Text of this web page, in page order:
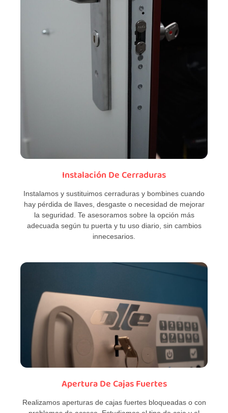
Instalación De Cerraduras
Instalamos y sustituimos cerraduras y bombines cuando
hay pérdida de llaves, desgaste o necesidad de mejorar
la seguridad. Te asesoramos sobre la opción más
adecuada según tu puerta y tu uso diario, sin cambios
innecesarios.
Apertura De Cajas Fuertes
Realizamos aperturas de cajas fuertes bloqueadas o con